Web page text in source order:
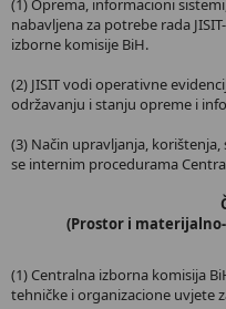
(1) Oprema, informacioni
nabavljena za potrebe rada
izborne komisije BiH.
(2) JISIT vodi operativne
održavanju i stanju opreme i
(3) Način upravljanja,
se internim procedurama
(Prostor i
(1) Centralna izborna komisija
tehničke i organizacione uvjete